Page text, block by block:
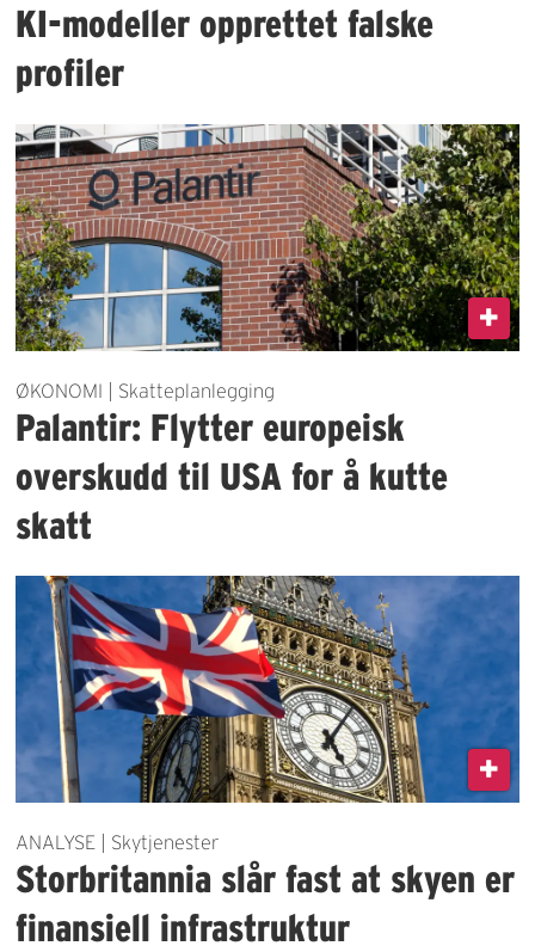
KI-modeller opprettet falske
profiler
ØKONOMI | Skatteplanlegging
Palantir: Flytter europeisk
overskudd til USA for å kutte
skatt
ANALYSE | Skytjenester
Storbritannia slår fast at skyen er
finansiell infrastruktur